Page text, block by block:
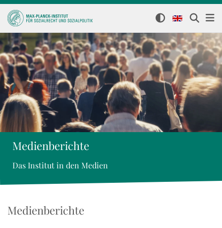
Medienberichte
Das Institut in den Medien
Medienberichte